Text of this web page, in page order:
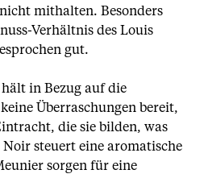
mithalten. Besonders
Verhältnis des Louis
gut.
hält in Bezug auf die
Überraschungen bereit,
die sie bilden, was
steuert eine aromatische
sorgen für eine